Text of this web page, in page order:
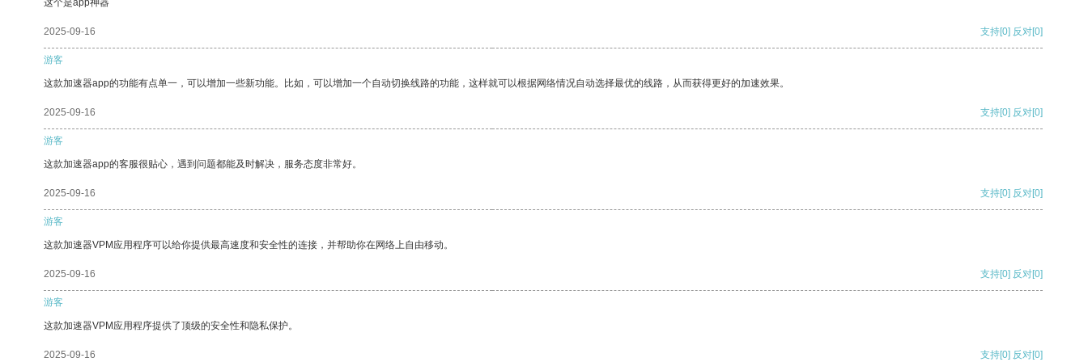
这个是app神器
2025-09-16 支持[0] 反对[0]
游客
这款加速器app的功能有点单一，可以增加一些新功能。比如，可以增加一个自动切换线路的功能，这样就可以根据网络情况自动选择最优的线路，从而获得更好的加速效果。
2025-09-16 支持[0] 反对[0]
游客
这款加速器app的客服很贴心，遇到问题都能及时解决，服务态度非常好。
2025-09-16 支持[0] 反对[0]
游客
这款加速器VPM应用程序可以给你提供最高速度和安全性的连接，并帮助你在网络上自由移动。
2025-09-16 支持[0] 反对[0]
游客
这款加速器VPM应用程序提供了顶级的安全性和隐私保护。
2025-09-16 支持[0] 反对[0]